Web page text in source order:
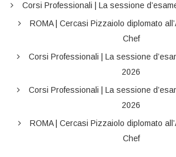
Corsi Professionali | La sessione
ROMA | Cercasi Pizzaiolo diplomato
Chef
Corsi Professionali | La sessione
2026
Corsi Professionali | La sessione
2026
ROMA | Cercasi Pizzaiolo diplomato
Chef